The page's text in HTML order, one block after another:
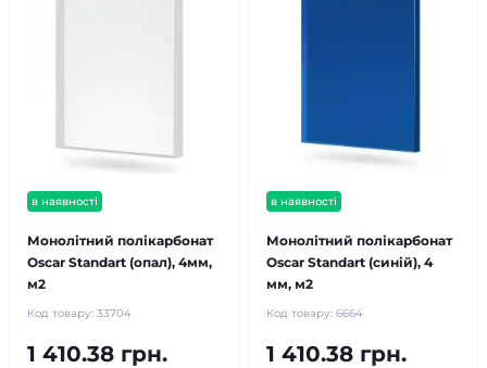
в наявності
Монолітний полікарбонат
Oscar Standart (опал), 4мм,
м2
Код товару: 33704
1 410.38 грн.
в наявності
Монолітний полікарбонат
Oscar Standart (синій), 4
мм, м2
Код товару: 6664
1 410.38 грн.